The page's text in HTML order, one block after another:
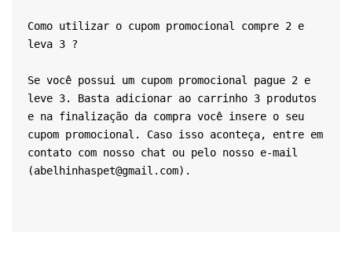
Como utilizar o cupom promocional compre 2 e
leva 3 ?
Se você possui um cupom promocional pague 2 e
leve 3. Basta adicionar ao carrinho 3 produtos
e na finalização da compra você insere o seu
cupom promocional. Caso isso aconteça, entre em
contato com nosso chat ou pelo nosso e-mail
(abelhinhaspet@gmail.com).